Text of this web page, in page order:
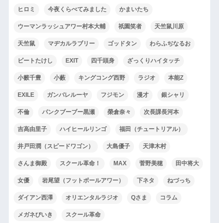
ヒロミ 今夜くらべてみました かまいたち
ウーマンラッシュアワー村本大輔 祇園笑者 天竺鼠川原
天竺鼠 マヂカルラブリー ゴッドタン わらふぢなるお
ビートたけし EXIT 四千頭身 ざっくりハイタッチ
小籔千豊 小藪 キングコング西野 ラジオ 本能Z
EXILE ガンバレルーヤ フジモン 漫才 銀シャリ
不倫 パンクブーブー黒瀬 榮倉奈々 次長課長河本
吉高由里子 ハイヒールリンゴ 福田（チュートリアル）
井戸田潤（スピードワゴン） 大島優子 天津木村
さんま御殿 スクール革命！ MAX 菅野美穂 田中将大
女優 岩尾望（フットボールアワー） 下ネタ ねづっち
ダイアン西澤 オリエンタルラジオ Qさま コラム
メガネびいき スクール革命